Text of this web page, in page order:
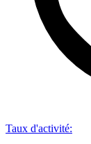
Taux d'activité: